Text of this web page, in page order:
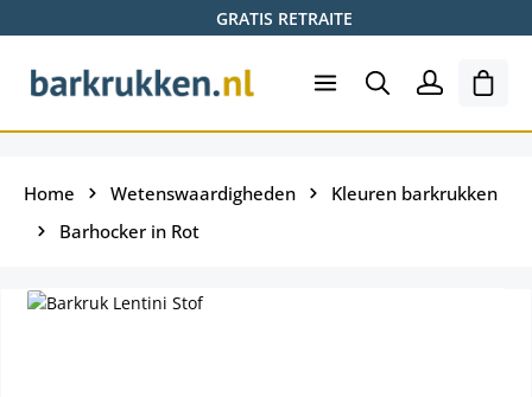
GRATIS RETRAITE
Home Wetenswaardigheden
Kleuren barkrukken
Barhocker in Rot